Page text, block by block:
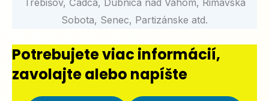
Trebišov, Čadca, Dubnica nad Váhom, Rimavská
Sobota, Senec, Partizánske atd.
Potrebujete viac informácií,
zavolajte alebo napíšte